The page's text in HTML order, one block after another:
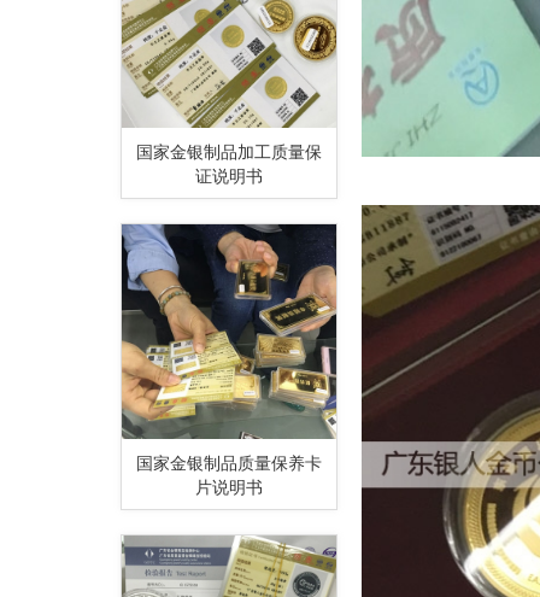
国家金银制品加工质量保
证说明书
国家金银制品质量保养卡
片说明书